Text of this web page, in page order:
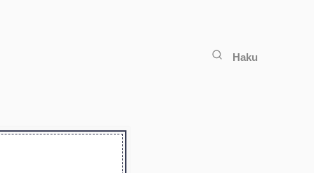
Haku